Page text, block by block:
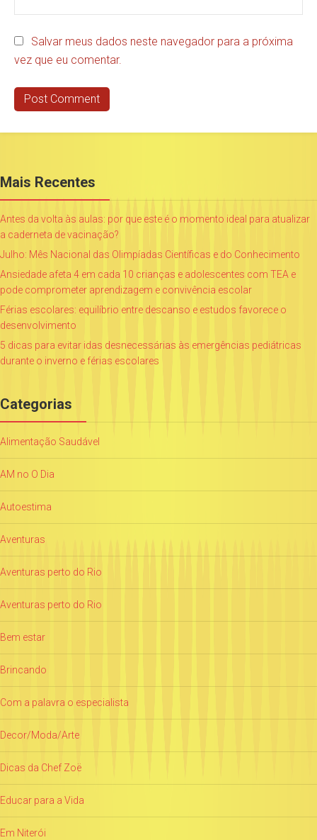
Salvar meus dados neste navegador para a próxima
vez que eu comentar.
Mais Recentes
Antes da volta às aulas: por que este é o momento ideal para atualizar
a caderneta de vacinação?
Julho: Mês Nacional das Olimpíadas Científicas e do Conhecimento
Ansiedade afeta 4 em cada 10 crianças e adolescentes com TEA e
pode comprometer aprendizagem e convivência escolar
Férias escolares: equilíbrio entre descanso e estudos favorece o
desenvolvimento
5 dicas para evitar idas desnecessárias às emergências pediátricas
durante o inverno e férias escolares
Categorias
Alimentação Saudável
AM no O Dia
Autoestima
Aventuras
Aventuras perto do Rio
Aventuras perto do Rio
Bem estar
Brincando
Com a palavra o especialista
Decor/Moda/Arte
Dicas da Chef Zoë
Educar para a Vida
Em Niterói